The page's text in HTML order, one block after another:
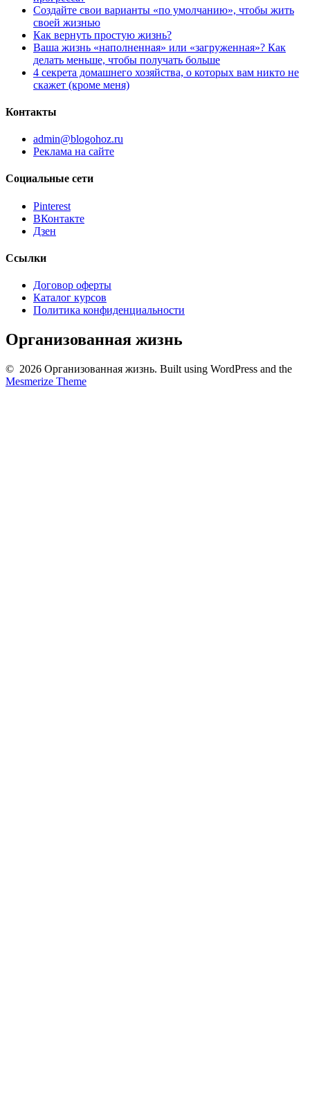
Создайте свои варианты «по умолчанию», чтобы жить
своей жизнью
Как вернуть простую жизнь?
Ваша жизнь «наполненная» или «загруженная»? Как
делать меньше, чтобы получать больше
4 секрета домашнего хозяйства, о которых вам никто не
скажет (кроме меня)
Контакты
admin@blogohoz.ru
Реклама на сайте
Социальные сети
Pinterest
ВКонтакте
Дзен
Ссылки
Договор оферты
Каталог курсов
Политика конфиденциальности
Организованная жизнь
© 2026 Организованная жизнь. Built using WordPress and the
Mesmerize Theme